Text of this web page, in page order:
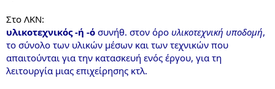
Στο ΛΚΝ:
υλικοτεχνικός -ή -ό συνήθ. στον όρο υλικοτεχνική υποδομή,
το σύνολο των υλικών μέσων και των τεχνικών που
απαιτούνται για την κατασκευή ενός έργου, για τη
λειτουργία μιας επιχείρησης κτλ.